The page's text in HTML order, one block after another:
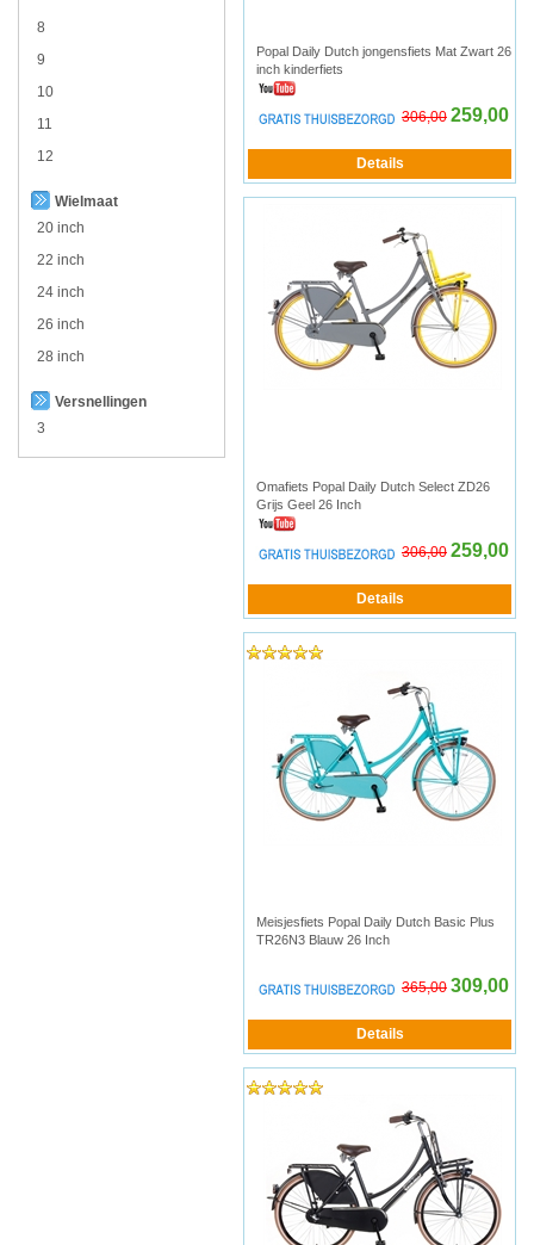
8
9
10
11
12
Wielmaat
20 inch
22 inch
24 inch
26 inch
28 inch
Versnellingen
3
Popal Daily Dutch jongensfiets Mat Zwart 26
inch kinderfiets
306,00 259,00
Omafiets Popal Daily Dutch Select ZD26
Grijs Geel 26 Inch
306,00 259,00
Meisjesfiets Popal Daily Dutch Basic Plus
TR26N3 Blauw 26 Inch
365,00 309,00